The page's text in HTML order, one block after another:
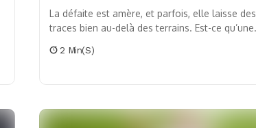
La défaite est amère, et parfois, elle laisse des
traces bien au-delà des terrains. Est-ce qu’une
dans...
2 Min(s)